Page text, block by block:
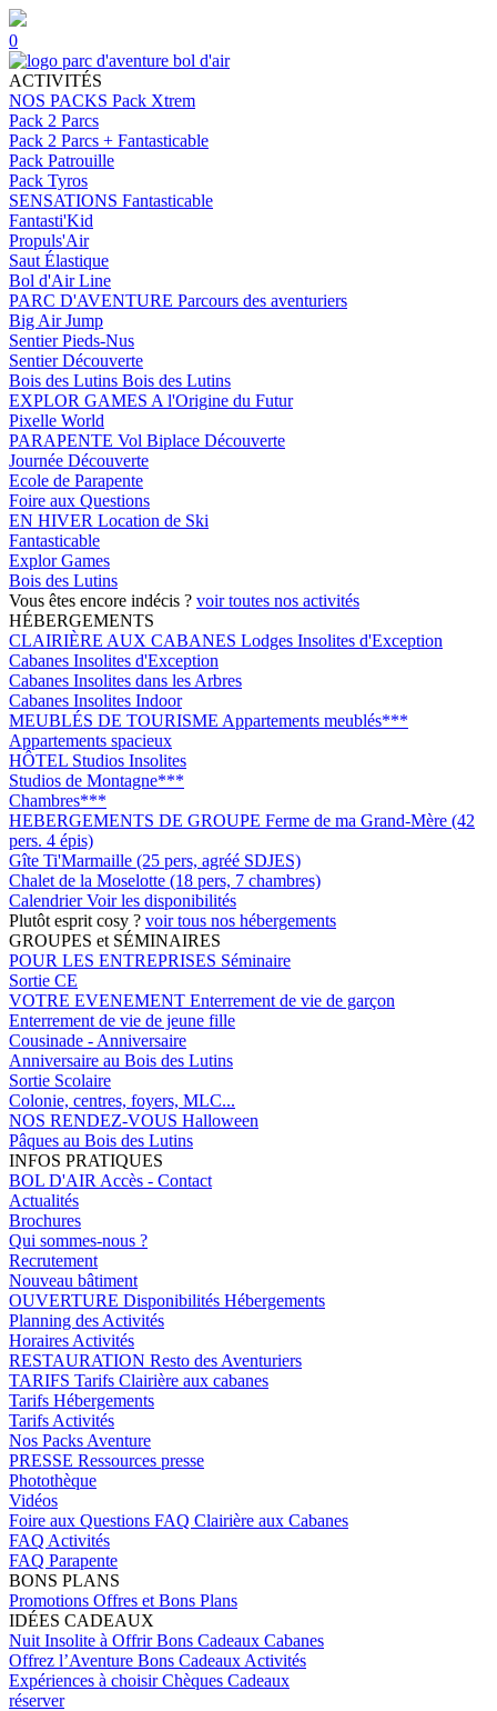
0
ACTIVITÉS
NOS PACKS Pack Xtrem
Pack 2 Parcs
Pack 2 Parcs + Fantasticable
Pack Patrouille
Pack Tyros
SENSATIONS Fantasticable
Fantasti'Kid
Propuls'Air
Saut Élastique
Bol d'Air Line
PARC D'AVENTURE Parcours des aventuriers
Big Air Jump
Sentier Pieds-Nus
Sentier Découverte
Bois des Lutins Bois des Lutins
EXPLOR GAMES A l'Origine du Futur
Pixelle World
PARAPENTE Vol Biplace Découverte
Journée Découverte
Ecole de Parapente
Foire aux Questions
EN HIVER Location de Ski
Fantasticable
Explor Games
Bois des Lutins
Vous êtes encore indécis ? voir toutes nos activités
HÉBERGEMENTS
CLAIRIÈRE AUX CABANES Lodges Insolites d'Exception
Cabanes Insolites d'Exception
Cabanes Insolites dans les Arbres
Cabanes Insolites Indoor
MEUBLÉS DE TOURISME Appartements meublés***
Appartements spacieux
HÔTEL Studios Insolites
Studios de Montagne***
Chambres***
HEBERGEMENTS DE GROUPE Ferme de ma Grand-Mère (42
pers. 4 épis)
Gîte Ti'Marmaille (25 pers, agréé SDJES)
Chalet de la Moselotte (18 pers, 7 chambres)
CalendrierVoir les disponibilités
Plutôt esprit cosy ? voir tous nos hébergements
GROUPES et SÉMINAIRES
POUR LES ENTREPRISES Séminaire
Sortie CE
VOTRE EVENEMENT Enterrement de vie de garçon
Enterrement de vie de jeune fille
Cousinade - Anniversaire
Anniversaire au Bois des Lutins
Sortie Scolaire
Colonie, centres, foyers, MLC...
NOS RENDEZ-VOUS Halloween
Pâques au Bois des Lutins
INFOS PRATIQUES
BOL D'AIR Accès - Contact
Actualités
Brochures
Qui sommes-nous ?
Recrutement
Nouveau bâtiment
OUVERTURE Disponibilités Hébergements
Planning des Activités
Horaires Activités
RESTAURATION Resto des Aventuriers
TARIFS Tarifs Clairière aux cabanes
Tarifs Hébergements
Tarifs Activités
Nos Packs Aventure
PRESSE Ressources presse
Photothèque
Vidéos
Foire aux Questions FAQ Clairière aux Cabanes
FAQ Activités
FAQ Parapente
BONS PLANS
Promotions Offres et Bons Plans
IDÉES CADEAUX
Nuit Insolite à OffrirBons Cadeaux Cabanes
Offrez l’Aventure Bons Cadeaux Activités
Expériences à choisirChèques Cadeaux
réserver